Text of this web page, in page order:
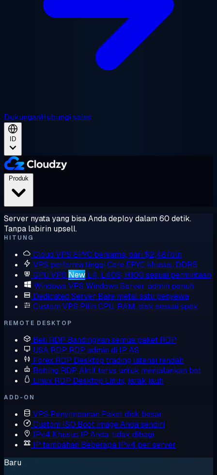
DukunganHubungi sales
ID
Server nyata yang bisa Anda deploy dalam 60 detik.
Tanpa labirin upsell.
HITUNG
Cloud VPS EPYC bersama, dari $2,48/bln
VPS performa tinggi Core EPYC khusus, DDR5
GPU VPS New L4, L40S, H100 sesuai permintaan
Windows VPS Windows Server, admin penuh
Dedicated Server Bare metal satu penyewa
Custom VPS Pilih CPU, RAM, disk sesuai spek
REMOTE DESKTOP
Beli RDP Bandingkan semua paket RDP
USA RDP RDP admin di IP AS
Forex RDP Desktop trading latensi rendah
Botting RDP Aktif terus untuk menjalankan bot
Linux RDP Desktop Linux, jarak jauh
ADD-ON
VPS Penyimpanan Paket disk besar
Custom ISO Boot image Anda sendiri
IPv4 Khusus IP Anda, tidak dibagi
IP tambahan Beberapa IPv4 per server
Baru